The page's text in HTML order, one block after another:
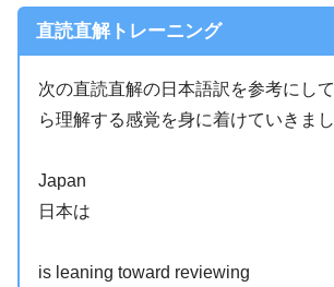
直読直解トレーニング
次の直読直解の日本語訳を参考にし
ら理解する感覚を身に着けていきまし
Japan
日本は
is leaning toward reviewing